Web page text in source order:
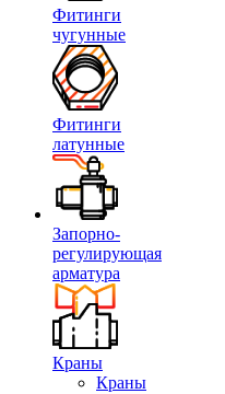
Фитинги
чугунные
Фитинги
латунные
Запорно-
регулирующая
арматура
Краны
Краны